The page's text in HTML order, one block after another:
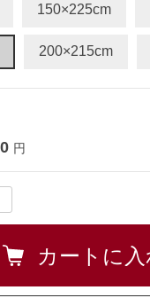
150×225cm
200×215cm
円